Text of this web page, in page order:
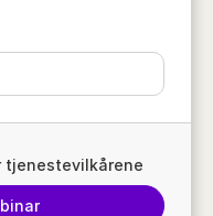
tjenestevilkårene